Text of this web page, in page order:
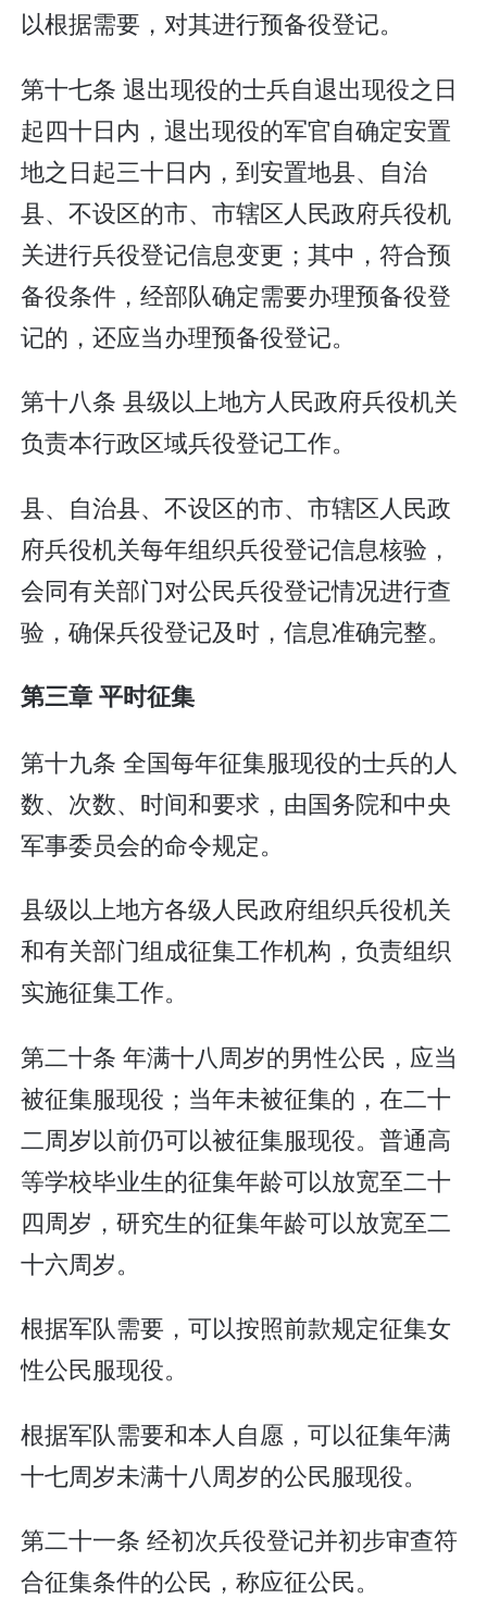
以根据需要，对其进行预备役登记。
第十七条 退出现役的士兵自退出现役之日
起四十日内，退出现役的军官自确定安置
地之日起三十日内，到安置地县、自治
县、不设区的市、市辖区人民政府兵役机
关进行兵役登记信息变更；其中，符合预
备役条件，经部队确定需要办理预备役登
记的，还应当办理预备役登记。
第十八条 县级以上地方人民政府兵役机关
负责本行政区域兵役登记工作。
县、自治县、不设区的市、市辖区人民政
府兵役机关每年组织兵役登记信息核验，
会同有关部门对公民兵役登记情况进行查
验，确保兵役登记及时，信息准确完整。
第三章 平时征集
第十九条 全国每年征集服现役的士兵的人
数、次数、时间和要求，由国务院和中央
军事委员会的命令规定。
县级以上地方各级人民政府组织兵役机关
和有关部门组成征集工作机构，负责组织
实施征集工作。
第二十条 年满十八周岁的男性公民，应当
被征集服现役；当年未被征集的，在二十
二周岁以前仍可以被征集服现役。普通高
等学校毕业生的征集年龄可以放宽至二十
四周岁，研究生的征集年龄可以放宽至二
十六周岁。
根据军队需要，可以按照前款规定征集女
性公民服现役。
根据军队需要和本人自愿，可以征集年满
十七周岁未满十八周岁的公民服现役。
第二十一条 经初次兵役登记并初步审查符
合征集条件的公民，称应征公民。